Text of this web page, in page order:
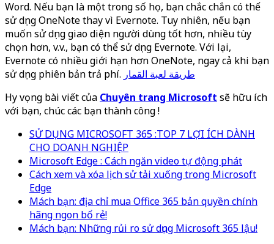
Word. Nếu bạn là một trong số họ, bạn chắc chắn có thể
sử dụng OneNote thay vì Evernote. Tuy nhiên, nếu bạn
muốn sử dụng giao diện người dùng tốt hơn, nhiều tùy
chọn hơn, v.v., bạn có thể sử dụng Evernote. Với lại,
Evernote có nhiều giới hạn hơn OneNote, ngay cả khi bạn
sử dụng phiên bản trả phí. طريقة لعبة القمار
Hy vọng bài viết của Chuyên trang Microsoft sẽ hữu ích
với bạn, chúc các bạn thành công !
SỬ DỤNG MICROSOFT 365 :TOP 7 LỢI ÍCH DÀNH
CHO DOANH NGHIỆP
Microsoft Edge : Cách ngăn video tự động phát
Cách xem và xóa lịch sử tải xuống trong Microsoft
Edge
Mách bạn: địa chỉ mua Office 365 bản quyền chính
hãng ngon bổ rẻ!
Mách bạn: Những rủi ro sử dụng Microsoft 365 lậu!